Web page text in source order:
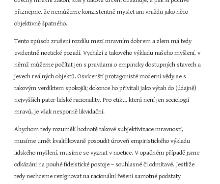
přiznejme, že nemůžeme konzistentně myslet ani vraždu jako něco
objektivně špatného.
Tento způsob zrušení rozdílu mezi mravním dobrem a zlem má tedy
evidentně noetické pozadí. Vychází z takového výkladu našeho myšlení, v
němž můžeme počítat jen s pravdami o empiricky dostupných stavech a
jevech reálných objektů. Osvícenští protagonisté moderní vědy se s
takovým verdiktem spokojili; dokonce ho přivítali jako výtah do (údajně)
nejvyšších pater lidské racionality. Pro etiku, která není jen sociologií
mravů, je však nesporně likvidační.
Abychom tedy rozuměli hodnotě takové subjektivizace mravnosti,
musíme umět kvalifikovaně posoudit úroveň empiristického výkladu
lidského myšlení, musíme se vyznat v noetice. V opačném případě jsme
odkázáni na pouhé fideistické postoje – souhlasné či odmítavé. Jestliže
tedy nechceme rezignovat na racionální řešení samotné podstaty